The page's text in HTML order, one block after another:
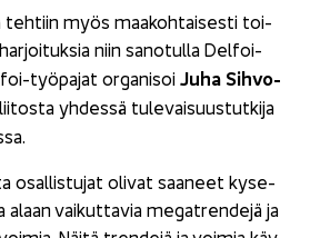
teh­tiin myös maa­koh­tai­ses­ti toi­
niin sa­no­tul­la Delfoi-​
​työpajat or­ga­ni­soiJuha Sih­vo­
yh­des­sä tu­le­vai­suus­tut­ki­ja
osal­lis­tu­jat oli­vat saa­neet ky­se­
alaan vai­kut­ta­via me­gat­ren­de­jä ja